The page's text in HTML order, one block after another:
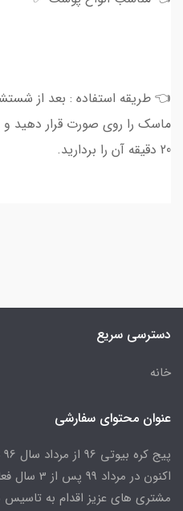
👈 طریقه استفاده : بعد از
ماسک را روی صورت قرار دهید
20 دقیقه آن را بردارید.
دسترسی سریع
خانه
عنوان محتوای سفارشی
اکنون در
مشتری های عزیز اقدام به